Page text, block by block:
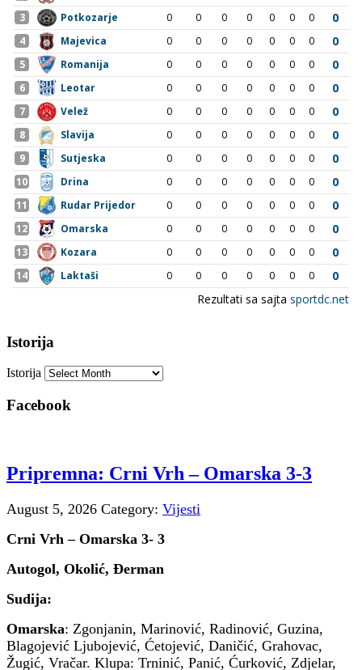
Istorija
Istorija
Facebook
Pripremna: Crni Vrh – Omarska 3-3
August 5, 2026 Category: Vijesti
Crni Vrh – Omarska 3- 3
Autogol, Okolić, Đerman
Sudija:
Omarska: Zgonjanin, Marinović, Radinović, Guzina,
Blagojević Ljubojević, Ćetojević, Daničić, Grahovac,
Žugić, Vračar. Klupa: Trninić, Panić, Ćurković, Zdjelar,